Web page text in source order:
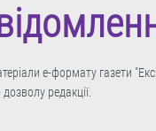
е-формату газети
редакції.